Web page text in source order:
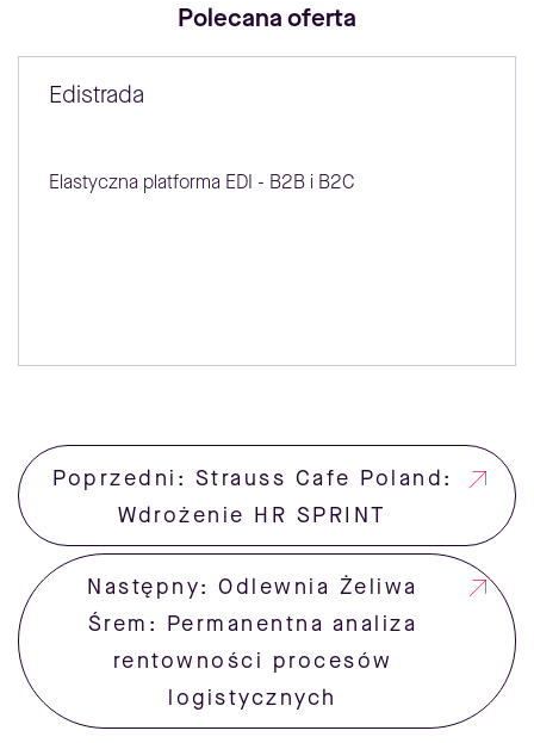
Polecana oferta
Edistrada
Elastyczna platforma EDI - B2B i B2C
Poprzedni: Strauss Cafe Poland:
Wdrożenie HR SPRINT
Następny: Odlewnia Żeliwa
Śrem: Permanentna analiza
rentowności procesów
logistycznych